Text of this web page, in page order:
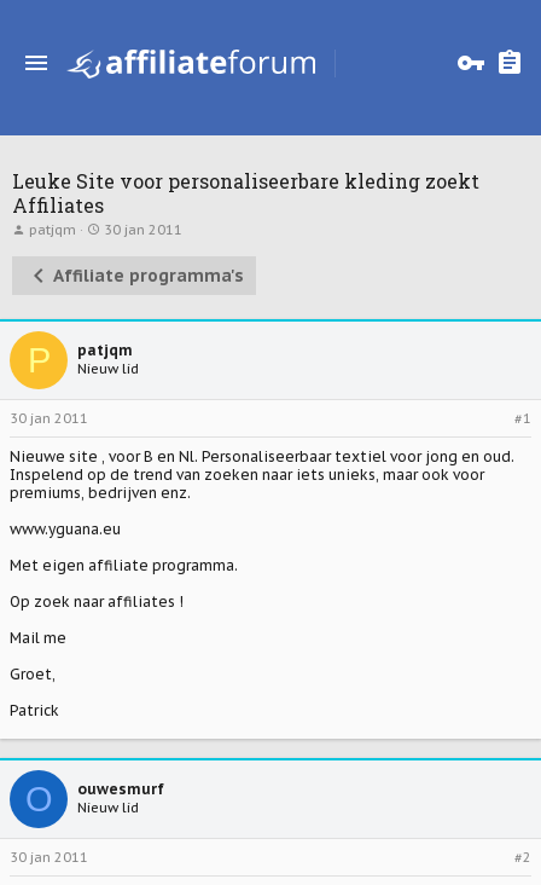
Leuke Site voor personaliseerbare kleding zoekt
Affiliates
T
t
a
e
r
patjqm
S
r
t
u
30 jan 2011
Affiliate programma's
P patjqm
Nieuw lid
30 jan 2011 #1
Nieuwe site , voor B en Nl. Personaliseerbaar textiel voor jong en oud.
Inspelend op de trend van zoeken naar iets unieks, maar ook voor
premiums, bedrijven enz.
www.yguana.eu
Met eigen affiliate programma.
Op zoek naar affiliates !
Mail me
Groet,
Patrick
O ouwesmurf
Nieuw lid
30 jan 2011 #2